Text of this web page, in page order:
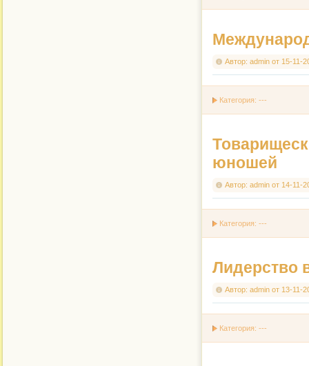
Автор: admin от 15-11-
Категория: ---
юношей
Автор: admin от 14-11-
Категория: ---
Лидерство
Автор: admin от 13-11-
Категория: ---